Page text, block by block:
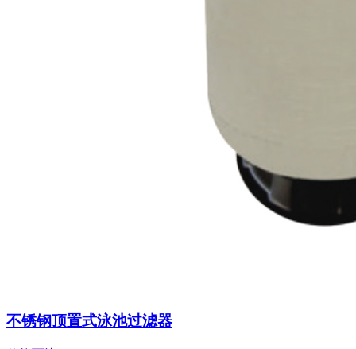
不锈钢顶置式泳池过滤器